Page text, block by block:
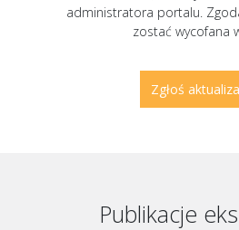
administratora portalu.
zostać wycofana
Publikacje